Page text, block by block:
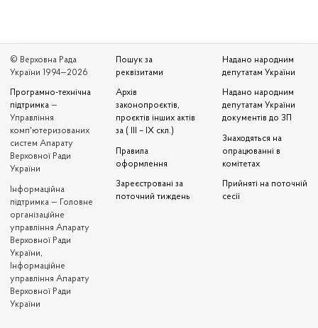
© Верховна Рада
України 1994—2026
Програмно-технічна
підтримка —
Управління
комп'ютеризованих
систем Апарату
Верховної Ради
України
Iнформаційна
підтримка — Головне
організаційне
управління Апарату
Верховної Ради
України,
Інформаційне
управління Апарату
Верховної Ради
України
Пошук за
реквізитами
Архів
законопроєктів,
проєктів інших актів
за ( III – IX скл.)
Правила
оформлення
Зареєстровані за
поточний тиждень
Надано народним
депутатам України
Надано народним
депутатам України
документів до ЗП
Знаходяться на
опрацюванні в
комітетах
Прийняті на поточній
сесії